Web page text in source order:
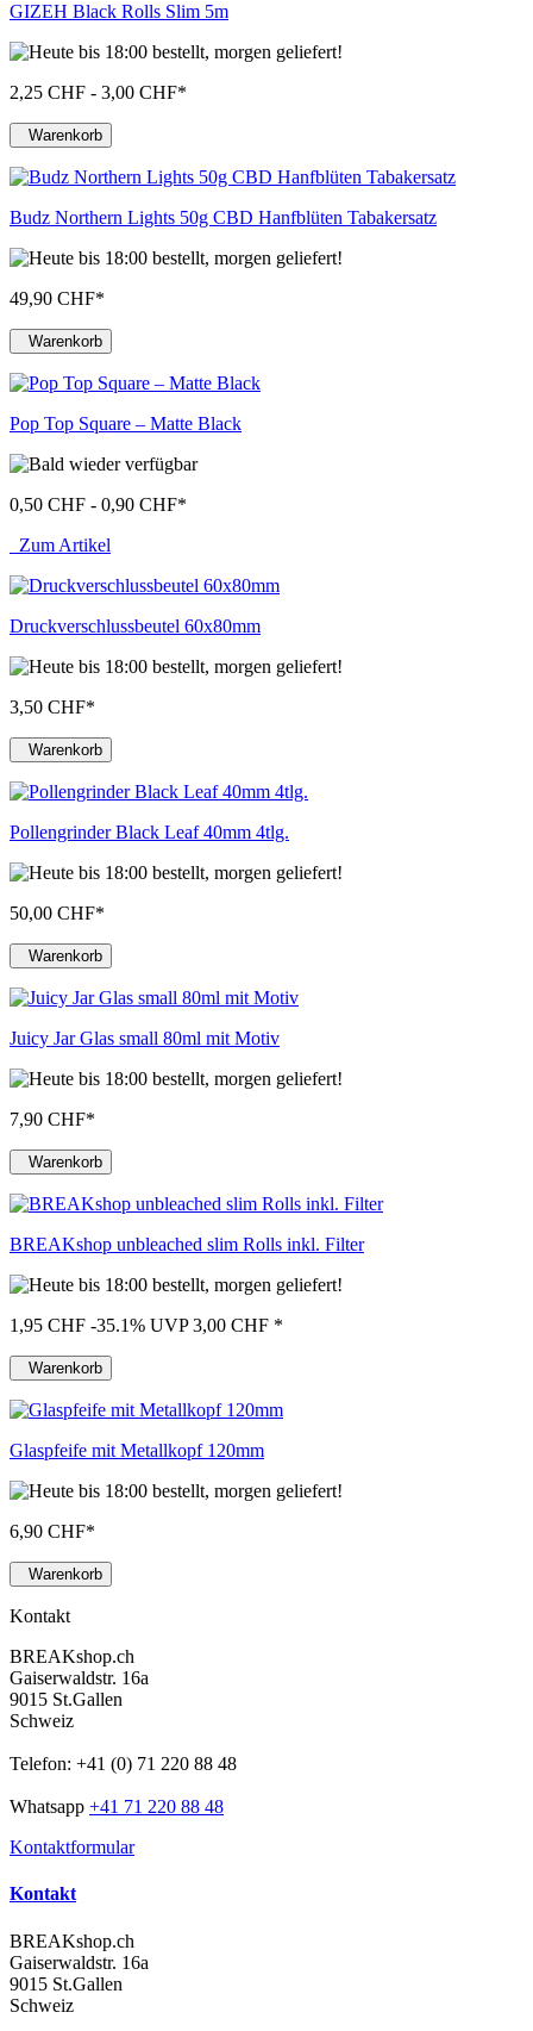
GIZEH Black Rolls Slim 5m
2,25 CHF - 3,00 CHF*
Warenkorb
Budz Northern Lights 50g CBD Hanfblüten Tabakersatz
49,90 CHF*
Warenkorb
Pop Top Square – Matte Black
0,50 CHF - 0,90 CHF*
Zum Artikel
Druckverschlussbeutel 60x80mm
3,50 CHF*
Warenkorb
Pollengrinder Black Leaf 40mm 4tlg.
50,00 CHF*
Warenkorb
Juicy Jar Glas small 80ml mit Motiv
7,90 CHF*
Warenkorb
BREAKshop unbleached slim Rolls inkl. Filter
1,95 CHF -35.1% UVP 3,00 CHF *
Warenkorb
Glaspfeife mit Metallkopf 120mm
6,90 CHF*
Warenkorb
Kontakt
BREAKshop.ch
Gaiserwaldstr. 16a
9015 St.Gallen
Schweiz
Telefon: +41 (0) 71 220 88 48
Whatsapp +41 71 220 88 48
Kontaktformular
Kontakt
BREAKshop.ch
Gaiserwaldstr. 16a
9015 St.Gallen
Schweiz